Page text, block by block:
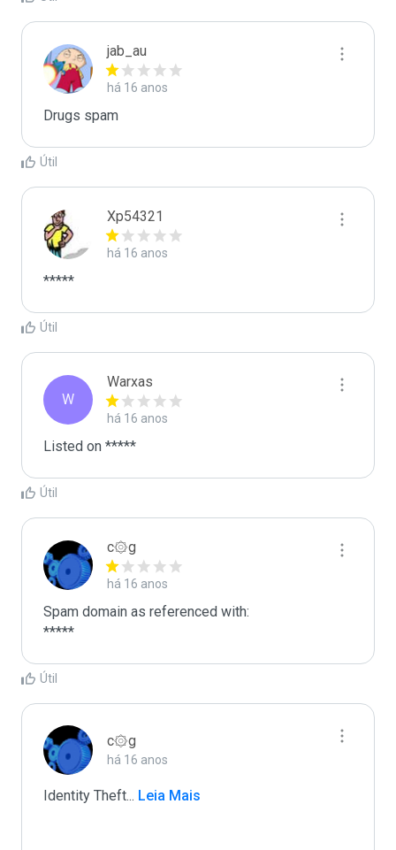
jab_au
há 16 anos
Drugs spam
Útil
Xp54321
há 16 anos
*****
Útil
W
Warxas
há 16 anos
Listed on *****
Útil
c۞g
há 16 anos
Spam domain as referenced with:
*****
Útil
c۞g
há 16 anos
Identity Theft... Leia Mais